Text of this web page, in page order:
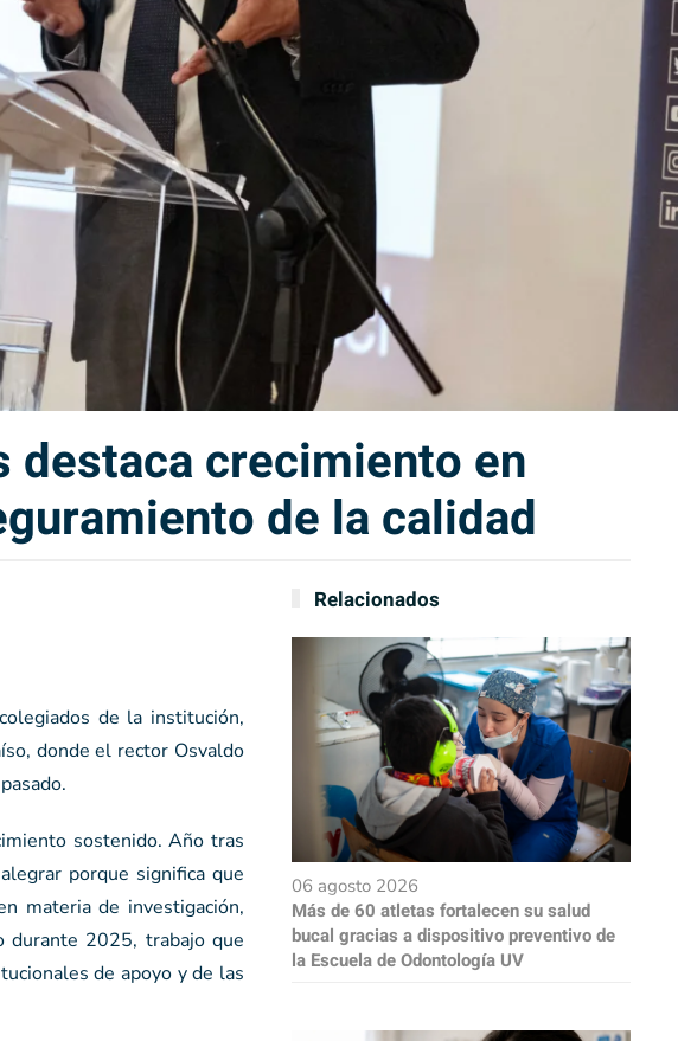
destaca crecimiento en
de la calidad
de la institución,
donde el rector Osvaldo
sostenido. Año tras
porque significa que
materia de investigación,
durante 2025, trabajo que
de apoyo y de las
Relacionados
06 agosto 2026
Más de 60 atletas fortalecen su salud
bucal gracias a dispositivo preventivo de
la Escuela de Odontología UV